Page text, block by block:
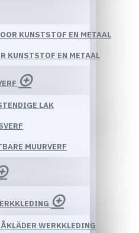
KUNSTSTOF EN METAAL
KUNSTSTOF EN METAAL
LAK
MUURVERF
WERKKLEDING